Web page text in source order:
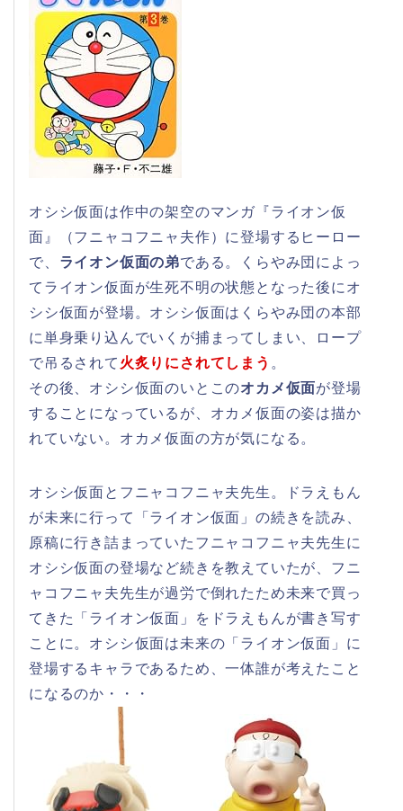
オシシ仮面は作中の架空のマンガ『ライオン仮
面』（フニャコフニャ夫作）に登場するヒーロー
で、 ライオン仮面の弟である。くらやみ団によっ
てライオン仮面が生死不明の状態となった後にオ
シシ仮面が登場。オシシ仮面はくらやみ団の本部
に単身乗り込んでいくが捕まってしまい、ロープ
で吊るされて 火炙りにされてしまう 。
その後、オシシ仮面のいとこのオカメ仮面が登場
することになっているが、オカメ仮面の姿は描か
れていない。オカメ仮面の方が気になる。
オシシ仮面とフニャコフニャ夫先生。ドラえもん
が未来に行って「ライオン仮面」の続きを読み、
原稿に行き詰まっていたフニャコフニャ夫先生に
オシシ仮面の登場など続きを教えていたが、フニ
ャコフニャ夫先生が過労で倒れたため未来で買っ
てきた「ライオン仮面」をドラえもんが書き写す
ことに。オシシ仮面は未来の「ライオン仮面」に
登場するキャラであるため、一体誰が考えたこと
になるのか・・・